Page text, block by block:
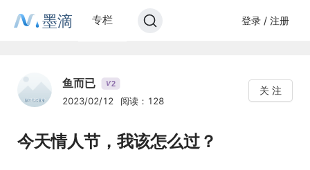
墨滴 专栏 登录 / 注册
鱼而已 V2
2023/02/12 阅读：128
关 注
今天情人节，我该怎么过？